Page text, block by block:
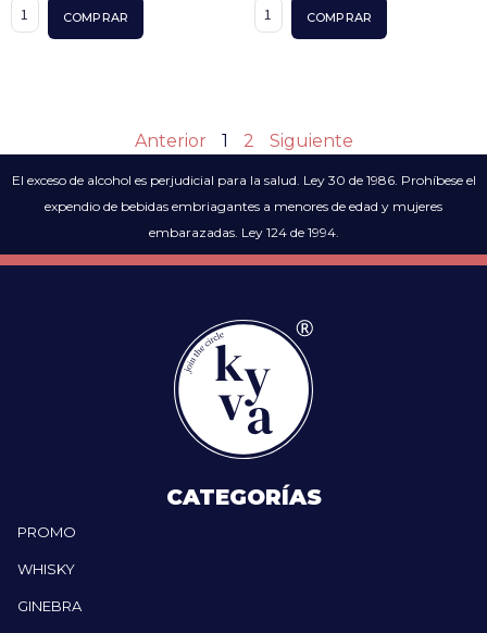
COMPRAR COMPRAR
Anterior 1 2 Siguiente
El exceso de alcohol es perjudicial para la salud. Ley 30 de 1986. Prohíbese el
expendio de bebidas embriagantes a menores de edad y mujeres
embarazadas. Ley 124 de 1994.
CATEGORÍAS
PROMO
WHISKY
GINEBRA